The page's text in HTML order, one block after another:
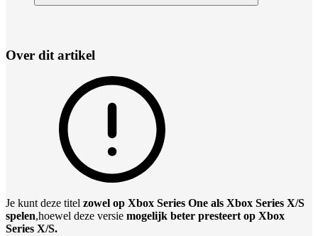
Over dit artikel
Je kunt deze titel zowel op Xbox Series One als Xbox Series X/S
spelen,hoewel deze versie mogelijk beter presteert op Xbox
Series X/S.